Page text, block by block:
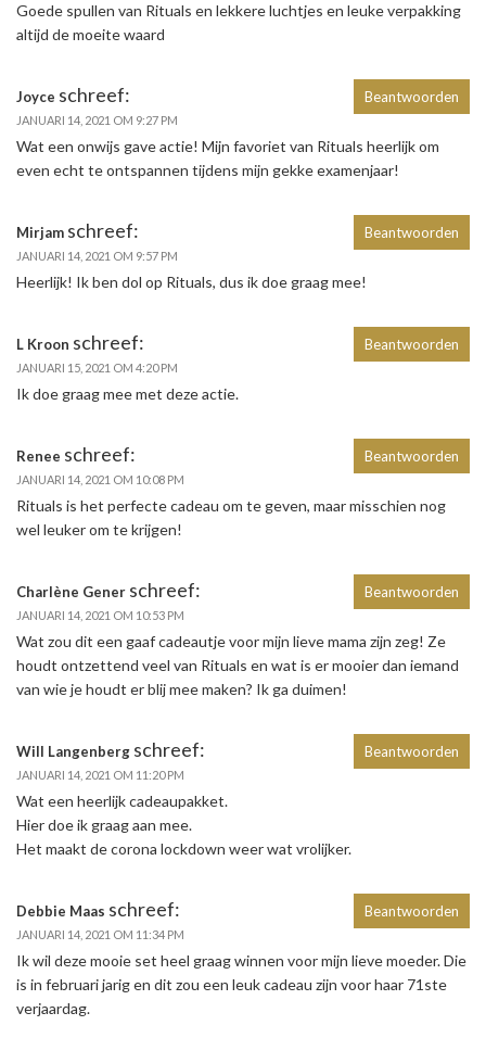
Goede spullen van Rituals en lekkere luchtjes en leuke verpakking
altijd de moeite waard
Joyce schreef:
JANUARI 14, 2021 OM 9:27 PM
Wat een onwijs gave actie! Mijn favoriet van Rituals heerlijk om
even echt te ontspannen tijdens mijn gekke examenjaar!
Beantwoorden
Mirjam schreef:
JANUARI 14, 2021 OM 9:57 PM
Heerlijk! Ik ben dol op Rituals, dus ik doe graag mee!
Beantwoorden
L Kroon schreef:
JANUARI 15, 2021 OM 4:20 PM
Ik doe graag mee met deze actie.
Beantwoorden
Renee schreef:
JANUARI 14, 2021 OM 10:08 PM
Rituals is het perfecte cadeau om te geven, maar misschien nog
wel leuker om te krijgen!
Beantwoorden
Charlène Gener schreef:
JANUARI 14, 2021 OM 10:53 PM
Wat zou dit een gaaf cadeautje voor mijn lieve mama zijn zeg! Ze
houdt ontzettend veel van Rituals en wat is er mooier dan iemand
van wie je houdt er blij mee maken? Ik ga duimen!
Beantwoorden
Will Langenberg schreef:
JANUARI 14, 2021 OM 11:20 PM
Wat een heerlijk cadeaupakket.
Hier doe ik graag aan mee.
Het maakt de corona lockdown weer wat vrolijker.
Beantwoorden
Debbie Maas schreef:
JANUARI 14, 2021 OM 11:34 PM
Ik wil deze mooie set heel graag winnen voor mijn lieve moeder. Die
is in februari jarig en dit zou een leuk cadeau zijn voor haar 71ste
verjaardag.
Beantwoorden